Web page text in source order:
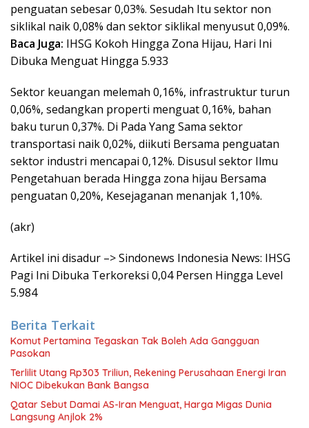
penguatan sebesar 0,03%. Sesudah Itu sektor non
siklikal naik 0,08% dan sektor siklikal menyusut 0,09%.
Baca Juga: IHSG Kokoh Hingga Zona Hijau, Hari Ini
Dibuka Menguat Hingga 5.933
Sektor keuangan melemah 0,16%, infrastruktur turun
0,06%, sedangkan properti menguat 0,16%, bahan
baku turun 0,37%. Di Pada Yang Sama sektor
transportasi naik 0,02%, diikuti Bersama penguatan
sektor industri mencapai 0,12%. Disusul sektor Ilmu
Pengetahuan berada Hingga zona hijau Bersama
penguatan 0,20%, Kesejaganan menanjak 1,10%.
(akr)
Artikel ini disadur –> Sindonews Indonesia News: IHSG
Pagi Ini Dibuka Terkoreksi 0,04 Persen Hingga Level
5.984
Berita Terkait
Komut Pertamina Tegaskan Tak Boleh Ada Gangguan
Pasokan
Terlilit Utang Rp303 Triliun, Rekening Perusahaan Energi Iran
NIOC Dibekukan Bank Bangsa
Qatar Sebut Damai AS-Iran Menguat, Harga Migas Dunia
Langsung Anjlok 2%